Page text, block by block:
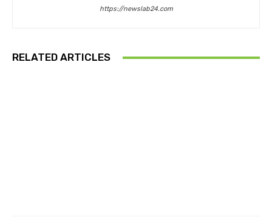
https://newslab24.com
RELATED ARTICLES